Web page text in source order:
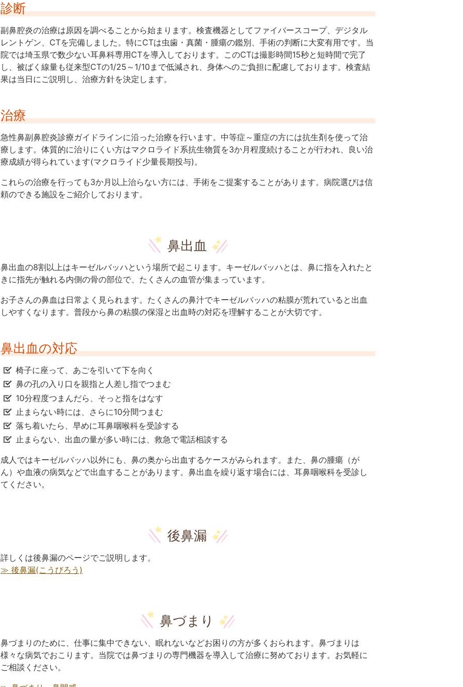
診断
副鼻腔炎の治療は原因を調べることから始まります。検査機器としてファイバースコープ、デジタル
レントゲン、CTを完備しました。特にCTは虫歯・真菌・腫瘍の鑑別、手術の判断に大変有用です。当
院では埼玉県で数少ない耳鼻科専用CTを導入しております。このCTは撮影時間15秒と短時間で完了
し、被ばく線量も従来型CTの1/25～1/10まで低減され、身体へのご負担に配慮しております。検査結
果は当日にご説明し、治療方針を決定します。
治療
急性鼻副鼻腔炎診療ガイドラインに沿った治療を行います。中等症～重症の方には抗生剤を使って治
療します。体質的に治りにくい方はマクロライド系抗生物質を3か月程度続けることが行われ、良い治
療成績が得られています(マクロライド少量長期投与)。
これらの治療を行っても3か月以上治らない方には、手術をご提案することがあります。病院選びは信
頼のできる施設をご紹介しております。
鼻出血
鼻出血の8割以上はキーゼルバッハという場所で起こります。キーゼルバッハとは、鼻に指を入れたと
きに指先が触れる内側の骨の部位で、たくさんの血管が集まっています。
お子さんの鼻血は日常よく見られます。たくさんの鼻汁でキーゼルバッハの粘膜が荒れていると出血
しやすくなります。普段から鼻の粘膜の保湿と出血時の対応を理解することが大切です。
鼻出血の対応
椅子に座って、あごを引いて下を向く
鼻の孔の入り口を親指と人差し指でつまむ
10分程度つまんだら、そっと指をはなす
止まらない時には、さらに10分間つまむ
落ち着いたら、早めに耳鼻咽喉科を受診する
止まらない、出血の量が多い時には、救急で電話相談する
成人ではキーゼルバッハ以外にも、鼻の奥から出血するケースがみられます。また、鼻の腫瘍（が
ん）や血液の病気などで出血することがあります。鼻出血を繰り返す場合には、耳鼻咽喉科を受診し
てください。
後鼻漏
詳しくは後鼻漏のページでご説明します。
≫ 後鼻漏(こうびろう)
鼻づまり
鼻づまりのために、仕事に集中できない、眠れないなどお困りの方が多くおられます。鼻づまりは
様々な病気でおこります。当院では鼻づまりの専門機器を導入して治療に努めております。お気軽に
ご相談ください。